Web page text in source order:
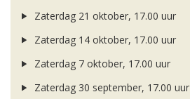
Zaterdag 21 oktober, 17.00 uur
Zaterdag 14 oktober, 17.00 uur
Zaterdag 7 oktober, 17.00 uur
Zaterdag 30 september, 17.00 uur